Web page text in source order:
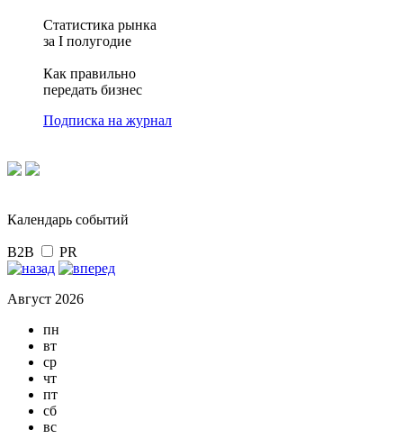
Статистика рынка
за I полугодие
Как правильно
передать бизнес
Подписка на журнал
Календарь событий
B2B PR
Август 2026
пн
вт
ср
чт
пт
сб
вс